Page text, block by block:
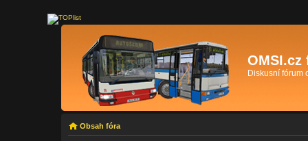
OMSI.cz
Diskusní fórum
Obsah fóra